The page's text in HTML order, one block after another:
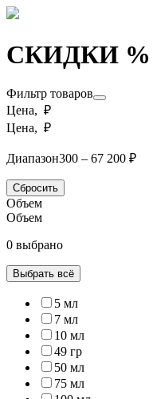
СКИДКИ %
Фильтр товаров
Цена, ₽
Цена, ₽
Диапазон300 – 67 200 ₽
Сбросить
Объем
Объем
0 выбрано
Выбрать всё
5 мл
7 мл
10 мл
49 гр
50 мл
75 мл